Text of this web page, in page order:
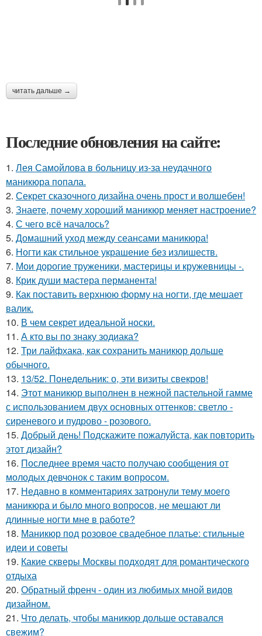
читать дальше →
Последние обновления на сайте:
1. Лея Самойлова в больницу из-за неудачного
маникюра попала.
2. Секрет сказочного дизайна очень прост и волшебен!
3. Знаете, почему хороший маникюр меняет настроение?
4. С чего всё началось?
5. Домашний уход между сеансами маникюра!
6. Ногти как стильное украшение без излишеств.
7. Мои дорогие труженики, мастерицы и кружевницы -.
8. Крик души мастера перманента!
9. Как поставить верхнюю форму на ногти, где мешает
валик.
10. В чем секрет идеальной носки.
11. А кто вы по знаку зодиака?
12. Три лайфхака, как сохранить маникюр дольше
обычного.
13. 13/52. Понедельник: о, эти визиты свекров!
14. Этот маникюр выполнен в нежной пастельной гамме
с использованием двух основных оттенков: светло -
сиреневого и пудрово - розового.
15. Добрый день! Подскажите пожалуйста, как повторить
этот дизайн?
16. Последнее время часто получаю сообщения от
молодых девчонок с таким вопросом.
17. Недавно в комментариях затронули тему моего
маникюра и было много вопросов, не мешают ли
длинные ногти мне в работе?
18. Маникюр под розовое свадебное платье: стильные
идеи и советы
19. Какие скверы Москвы подходят для романтического
отдыха
20. Обратный френч - один из любимых мной видов
дизайном.
21. Что делать, чтобы маникюр дольше оставался
свежим?